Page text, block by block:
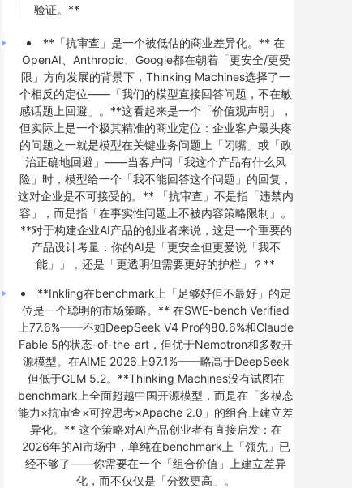
验证。**
**「抗审查」是一个被低估的商业差异化。** 在
OpenAI、Anthropic、Google都在朝着「更安全/更受
限」方向发展的背景下，Thinking Machines选择了一
个相反的定位——「我们的模型直接回答问题，不在敏
感话题上回避」。**这看起来是一个「价值观声明」，
但实际上是一个极其精准的商业定位：企业客户最头疼
的问题之一就是模型在关键业务问题上「闭嘴」或「政
治正确地回避」——当客户问「我这个产品有什么风
险」时，模型给一个「我不能回答这个问题」的回复，
这对企业是不可接受的。** 「抗审查」不是指「违禁内
容」，而是指「在事实性问题上不被内容策略限制」。
**对于构建企业AI产品的创业者来说，这是一个重要的
产品设计考量：你的AI是「更安全但更爱说「我不
能」」，还是「更透明但需要更好的护栏」？**
**Inkling在benchmark上「足够好但不最好」的定
位是一个聪明的市场策略。** 在SWE-bench Verified
上77.6%——不如DeepSeek V4 Pro的80.6%和Claude
Fable 5的状态-of-the-art，但优于Nemotron和多数开
源模型。在AIME 2026上97.1%——略高于DeepSeek
但低于GLM 5.2。**Thinking Machines没有试图在
benchmark上全面超越中国开源模型，而是在「多模态
能力×抗审查×可控思考×Apache 2.0」的组合上建立差
异化。** 这个策略对AI产品创业者有直接启发：在
2026年的AI市场中，单纯在benchmark上「领先」已
经不够了——你需要在一个「组合价值」上建立差异
化，而不仅仅是「分数更高」。